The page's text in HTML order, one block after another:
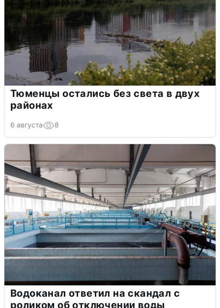
Тюменцы остались без света в двух
районах
6 августа 8
Водоканал ответил на скандал с
роликом об отключении воды